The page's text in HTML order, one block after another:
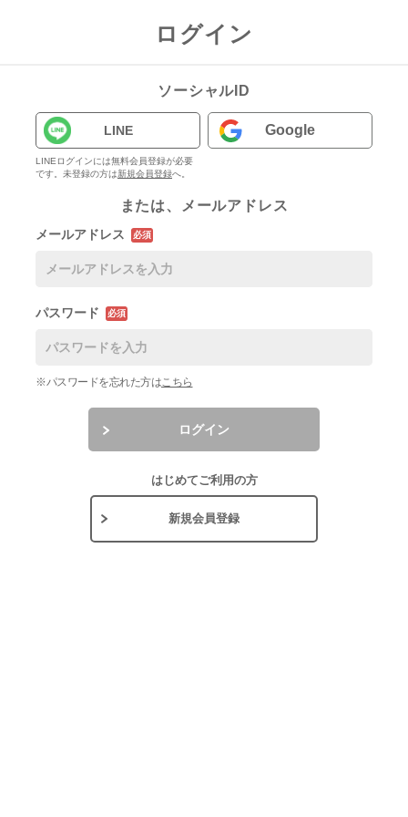
ログイン
ソーシャルID
LINE
LINEログインには無料会員登録が必要
です。未登録の方は新規会員登録へ。
Google
または、メールアドレス
メールアドレス 必須
パスワード 必須
※パスワードを忘れた方はこちら
ログイン
はじめてご利用の方
新規会員登録